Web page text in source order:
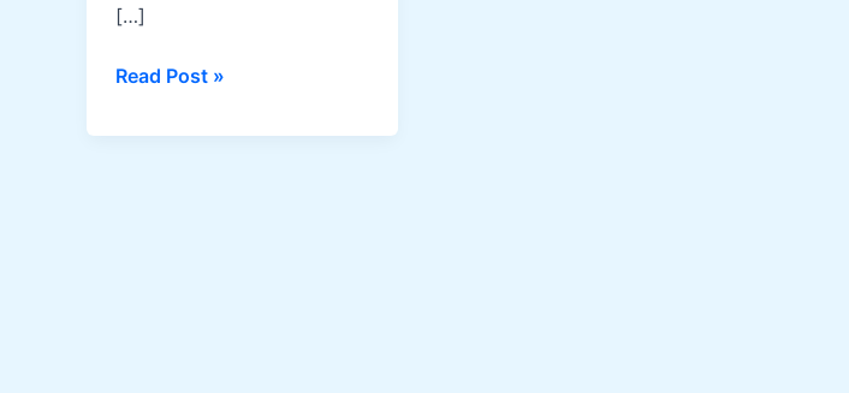
[…]
As
Praias
Read Post »